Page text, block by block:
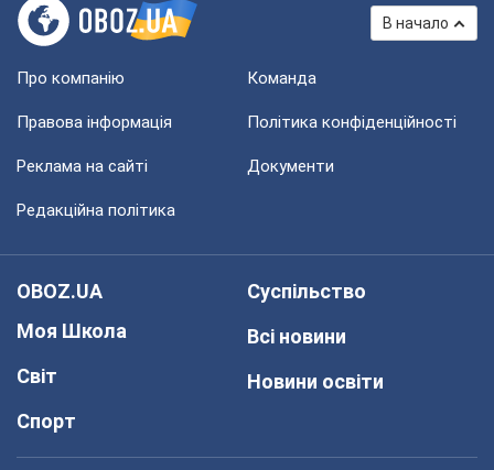
В начало
Про компанію Команда
Правова інформація Політика конфіденційності
Реклама на сайті Документи
Редакційна політика
OBOZ.UA
Моя Школа
Світ
Спорт
Суспільство
Всі новини
Новини освіти